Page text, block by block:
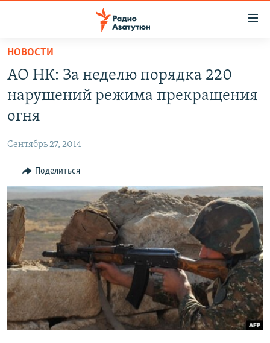
Перейти
основному
содержанию
Перейти
основной
навигации
Перейти
поиску
ПОЛИТИКА
ЭКОНОМИКА
РЕГИОН
НАГОРНЫЙ КАРАБАХ
КУЛЬТУРА
СПОРТ
АРХИВ
Հայերեն
English
НОВОСТИ
АО НК: За неделю порядка 220
нарушений режима прекращения
огня
Сентябрь 27, 2014
Поделиться